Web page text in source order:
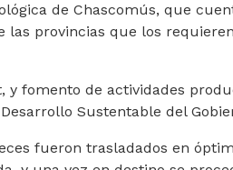
de Chascomús, que
provincias que los
y fomento de actividades
Sustentable del
fueron trasladados en